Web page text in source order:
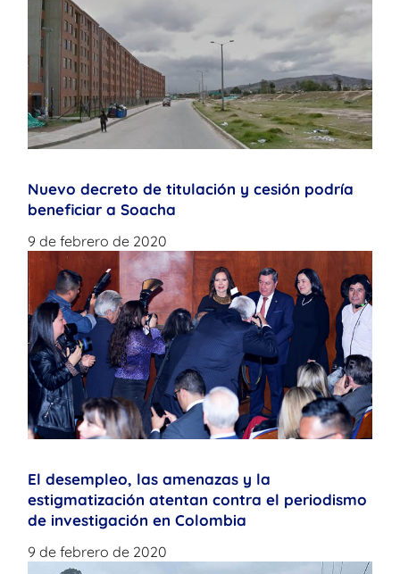
Nuevo decreto de titulación y cesión podría
beneficiar a Soacha
9 de febrero de 2020
El desempleo, las amenazas y la
estigmatización atentan contra el periodismo
de investigación en Colombia
9 de febrero de 2020